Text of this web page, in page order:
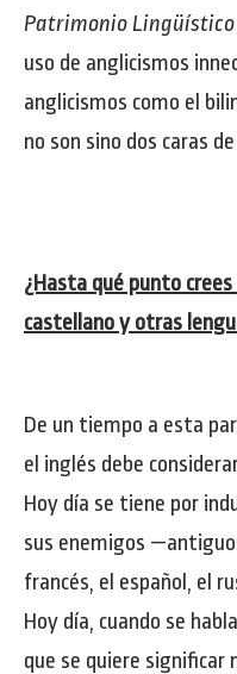
Patrimonio Lingüístico
uso de anglicismos
anglicismos como el
no son sino dos caras
¿Hasta qué punto
castellano y otras
De un tiempo a esta
el inglés debe
Hoy día se tiene por
sus enemigos
francés, el español, el
Hoy día, cuando se
que se quiere significar